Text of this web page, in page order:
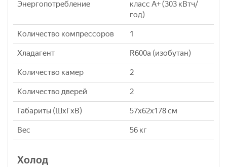
Энергопотребление
класс A+ (303 кВтч/
год)
Количество компрессоров 1
Хладагент R600a (изобутан)
Количество камер 2
Количество дверей 2
Габариты (ШxГxВ) 57x62x178 см
Вес 56 кг
Холод